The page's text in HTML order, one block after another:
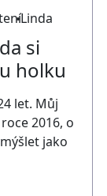
Linda
si
holku
let. Můj
2016, o
jako